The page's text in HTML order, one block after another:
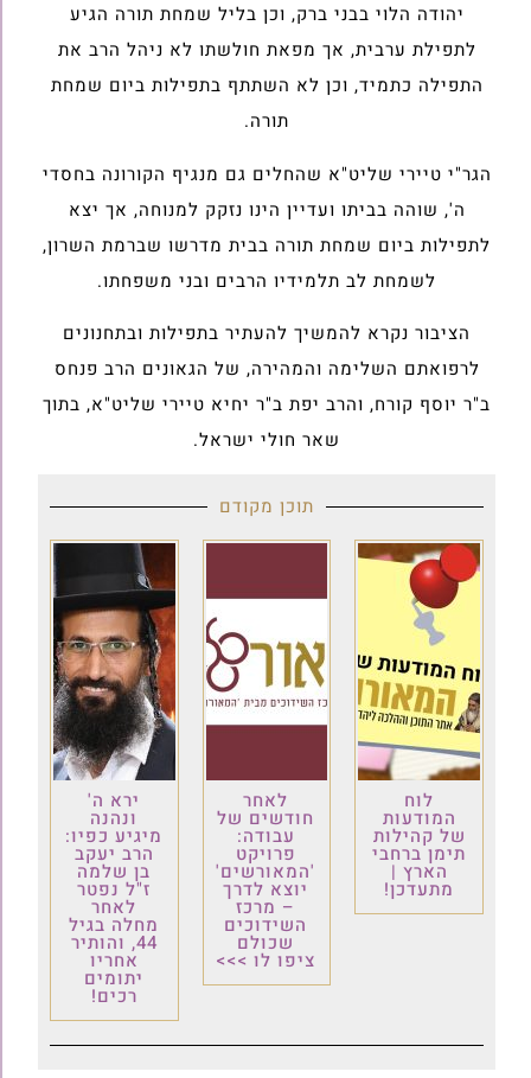
יהודה הלוי בבני ברק, וכן בליל שמחת תורה הגיע
לתפילת ערבית, אך מפאת חולשתו לא ניהל הרב את
התפילה כתמיד, וכן לא השתתף בתפילות ביום שמחת
תורה.
הגר"י טיירי שליט"א שהחלים גם מנגיף הקורונה בחסדי
ה', שוהה בביתו ועדיין הינו נזקק למנוחה, אך יצא
לתפילות ביום שמחת תורה בבית מדרשו שברמת השרון,
לשמחת לב תלמידיו הרבים ובני משפחתו.
הציבור נקרא להמשיך להעתיר בתפילות ובתחנונים
לרפואתם השלימה והמהירה, של הגאונים הרב פנחס
ב"ר יוסף קורח, והרב יפת ב"ר יחיא טיירי שליט"א, בתוך
שאר חולי ישראל.
תוכן מקודם
לוח
המודעות
של קהילות
תימן ברחבי
הארץ |
מתעדכן!
לאחר
חודשים של
עבודה:
פרויקט
'המאורשים'
יוצא לדרך
– מרכז
השידוכים
שכולם
ציפו לו >>>
ירא ה'
ונהנה
מיגיע כפיו:
הרב יעקב
בן שלמה
ז"ל נפטר
לאחר
מחלה בגיל
44, והותיר
אחריו
יתומים
רכים!